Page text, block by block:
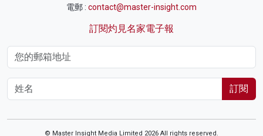
電郵 : contact@master-insight.com
訂閱灼見名家電子報
訂閱
© Master Insight Media Limited 2026 All rights reserved.